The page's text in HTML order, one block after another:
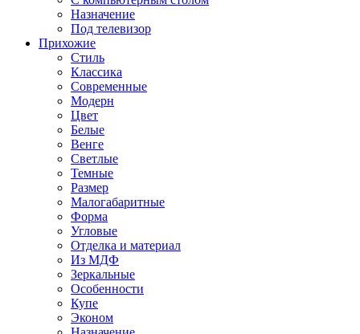
Назначение
Под телевизор
Прихожие
Стиль
Классика
Современные
Модерн
Цвет
Белые
Венге
Светлые
Темные
Размер
Малогабаритные
Форма
Угловые
Отделка и материал
Из МДФ
Зеркальные
Особенности
Купе
Эконом